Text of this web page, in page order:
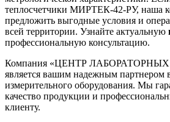
теплосчетчики МИРТЕК-42-РУ, наша
предложить выгодные условия и
всей территории. Узнайте актуальную
профессиональную консультацию.
Компания «ЦЕНТР
является вашим надежным партнером
измерительного оборудования. Мы
качество продукции и
клиенту.